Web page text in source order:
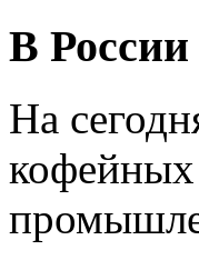
В
На
кофейных